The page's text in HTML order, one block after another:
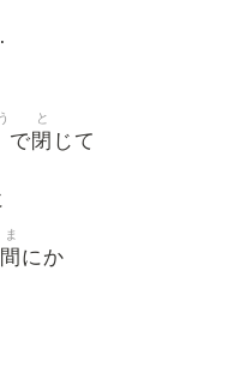
で閉
と
じて
間
ま
にか